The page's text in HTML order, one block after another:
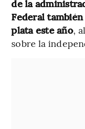
de la
Federal
plata este año,
sobre la